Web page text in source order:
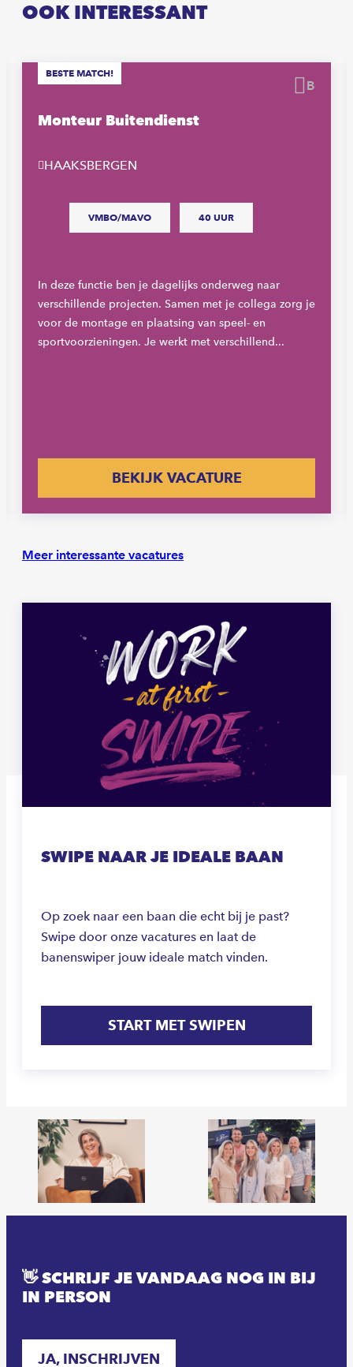
OOK INTERESSANT
Monteur Buitendienst
HAAKSBERGEN
VMBO/MAVO 40 UUR
In deze functie ben je dagelijks onderweg naar
verschillende projecten. Samen met je collega zorg je
voor de montage en plaatsing van speel- en
sportvoorzieningen. Je werkt met verschillend...
BEKIJK VACATURE
BESTE MATCH!
Meer interessante vacatures
SWIPE NAAR JE IDEALE BAAN
Op zoek naar een baan die echt bij je past?
Swipe door onze vacatures en laat de
banenswiper jouw ideale match vinden.
START MET SWIPEN
👋 SCHRIJF JE VANDAAG NOG IN BIJ
IN PERSON
JA, INSCHRIJVEN